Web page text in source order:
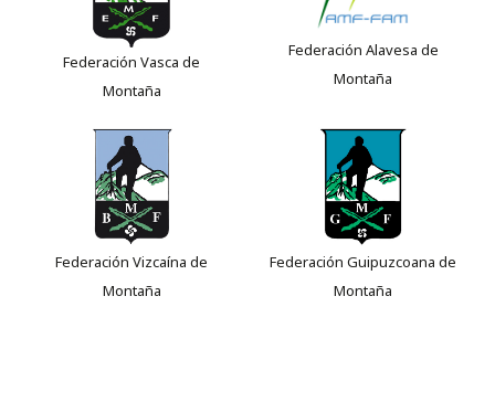
Federación Vasca de
Montaña
Federación Alavesa de
Montaña
Federación Vizcaína de
Montaña
Federación Guipuzcoana de
Montaña